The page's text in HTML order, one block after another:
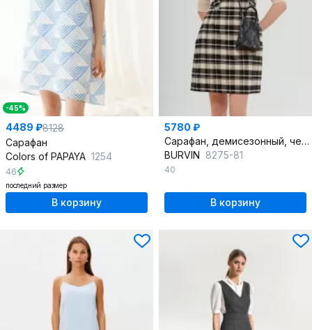
-45%
4489 ₽8128
Сарафан
Colors of PAPAYA 1254
46
последний размер
В корзину
5780 ₽
Сарафан, демисезонный, черный, на каждый день, текстиль
BURVIN 8275-81
40
В корзину